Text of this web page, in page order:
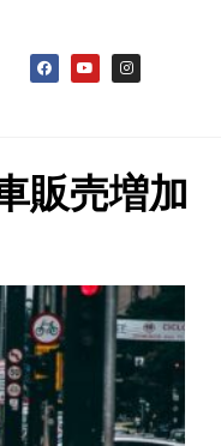
販売増加